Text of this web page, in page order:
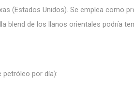
(Estados Unidos). Se emplea como
blend de los llanos orientales podría
petróleo por día):